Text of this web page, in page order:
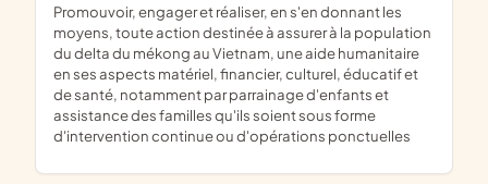
promouvoir, engager et réaliser, en s'en donnant les
moyens, toute action destinée à assurer à la population
du delta du mékong au Vietnam, une aide humanitaire
en ses aspects matériel, financier, culturel, éducatif et
de santé, notamment par parrainage d'enfants et
assistance des familles qu'ils soient sous forme
d'intervention continue ou d'opérations ponctuelles